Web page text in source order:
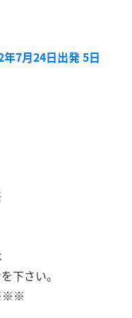
7月24日出発 5日
下さい。